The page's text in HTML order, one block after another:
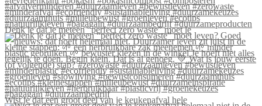
Denk je dat je meteen “perfect zero waste” moet le
Wist je dat een groot deel van je keukenafval hele